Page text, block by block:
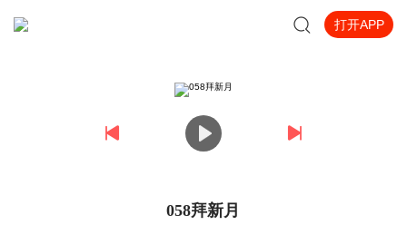
打开APP
058拜新月